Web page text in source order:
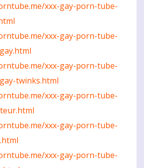
xxx-gay-porn-tube-
xxx-gay-porn-tube-
xxx-gay-porn-tube-
twinks.html
xxx-gay-porn-tube-
xxx-gay-porn-tube-
xxx-gay-porn-tube-